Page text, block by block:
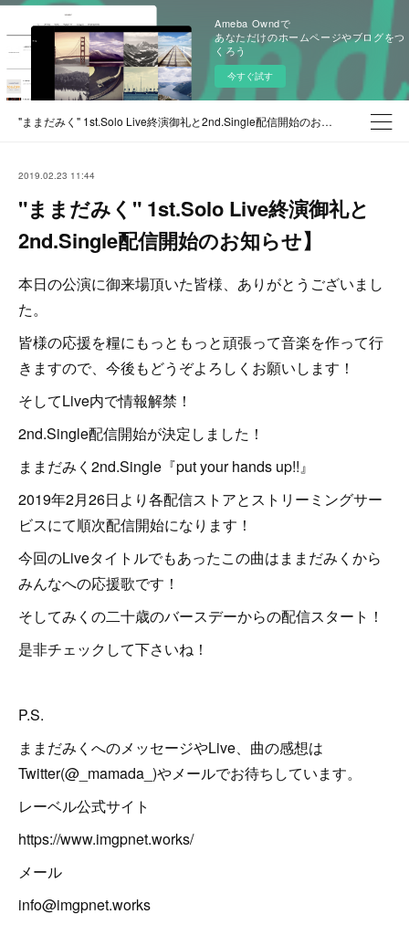
Ameba Owndで
あなただけのホームページやブログをつ
くろう
今すぐ試す
"ままだみく" 1st.Solo Live終演御礼と2nd.Single配信開始のお知らせ】
2019.02.23 11:44
"ままだみく" 1st.Solo Live終演御礼と
2nd.Single配信開始のお知らせ】
本日の公演に御来場頂いた皆様、ありがとうございまし
た。
皆様の応援を糧にもっともっと頑張って音楽を作って行
きますので、今後もどうぞよろしくお願いします！
そしてLive内で情報解禁！
2nd.Single配信開始が決定しました！
ままだみく2nd.Single『put your hands up!!』
2019年2月26日より各配信ストアとストリーミングサー
ビスにて順次配信開始になります！
今回のLiveタイトルでもあったこの曲はままだみくから
みんなへの応援歌です！
そしてみくの二十歳のバースデーからの配信スタート！
是非チェックして下さいね！
P.S.
ままだみくへのメッセージやLive、曲の感想は
Twitter(@_mamada_)やメールでお待ちしています。
レーベル公式サイト
https://www.imgpnet.works/
メール
info@imgpnet.works